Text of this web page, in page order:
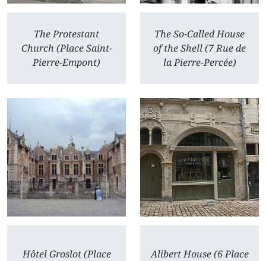
The Protestant
Church (Place Saint-
Pierre-Empont)
The So-Called House
of the Shell (7 Rue de
la Pierre-Percée)
Hôtel Groslot (Place
Alibert House (6 Place